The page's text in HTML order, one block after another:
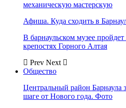
механическую мастерскую
Афиша. Куда сходить в
В барнаульском музее
крепостях Горного Алтая
Prev Next
Общество
Центральный район Барнаула
шаге от Нового года. Фото